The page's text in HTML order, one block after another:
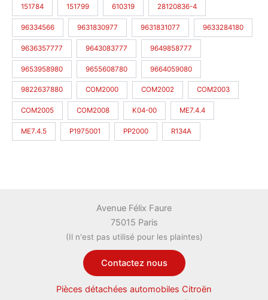
151784 151799 610319 28120836-4
96334566 9631830977 9631831077 9633284180
9636357777 9643083777 9649858777
9653958980 9655608780 9664059080
9822637880 COM2000 COM2002 COM2003
COM2005 COM2008 K04-00 ME7.4.4
ME7.4.5 P1975001 PP2000 R134A
Avenue Félix Faure
75015 Paris
(Il n'est pas utilisé pour les plaintes)
Contactez nous
Pièces détachées automobiles Citroën